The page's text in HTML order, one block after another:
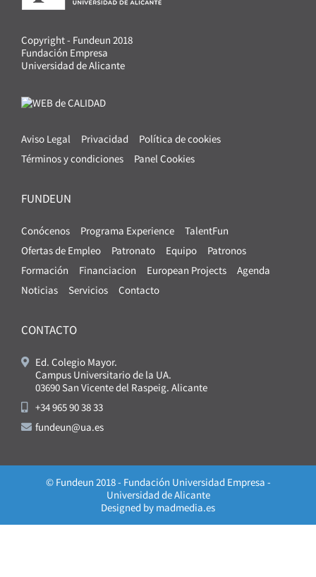
Copyright - Fundeun 2018
Fundación Empresa
Universidad de Alicante
Aviso Legal Privacidad
Política de cookies
Términos y condiciones
Panel Cookies
FUNDEUN
Conócenos Programa Experience
TalentFun
Ofertas de Empleo
Patronato Equipo
Patronos
Formación
Financiacion European Projects
Agenda
Noticias
Servicios Contacto
CONTACTO
Ed. Colegio Mayor.
Campus Universitario de la UA.
03690 San Vicente del Raspeig. Alicante
+34 965 90 38 33
fundeun@ua.es
© Fundeun 2018 - Fundación Universidad Empresa -
Universidad de Alicante
Designed by madmedia.es